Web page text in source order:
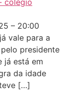
– 20:00
vale para a
presidente
já está em
da idade
[…]